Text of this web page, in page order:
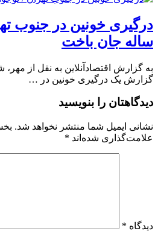
ساله جان باخت
به گزارش اقتصادآنلاین به نقل از
گزارش یک درگیری خونین در …
دیدگاهتان را بنویسید
نشانی ایمیل شما منتشر نخواهد شد.
علامت‌گذاری شده‌اند *
دیدگاه *